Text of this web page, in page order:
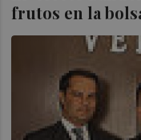
frutos en la